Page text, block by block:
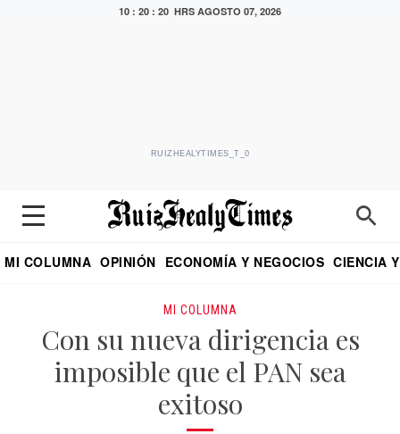
10 : 20 : 21 HRS AGOSTO 07, 2026
RUIZHEALYTIMES_T_0
MI COLUMNA OPINIÓN ECONOMÍA Y NEGOCIOS CIENCIA
MI COLUMNA
Con su nueva dirigencia es
imposible que el PAN sea
exitoso